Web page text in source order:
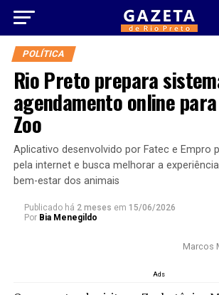
POLÍTICA
Rio Preto prepara
agendamento online
Zoo
Aplicativo desenvolvido por Fatec e Empro
pela internet e busca melhorar a
bem-estar dos animais
Publicado há 2 meses em 15/06/2026
Por Bia Menegildo
Marcos
Ads